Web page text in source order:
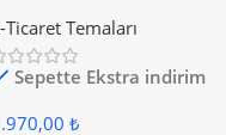
Ticaret Temaları
Sepette Ekstra indirim
₺